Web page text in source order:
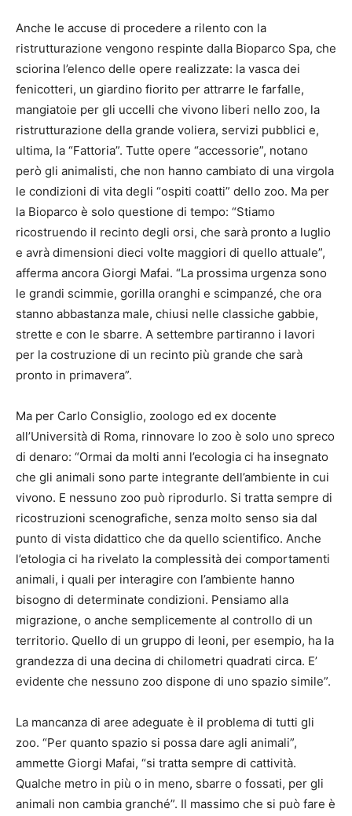
Anche le accuse di procedere a rilento con la
ristrutturazione vengono respinte dalla Bioparco Spa, che
sciorina l’elenco delle opere realizzate: la vasca dei
fenicotteri, un giardino fiorito per attrarre le farfalle,
mangiatoie per gli uccelli che vivono liberi nello zoo, la
ristrutturazione della grande voliera, servizi pubblici e,
ultima, la “Fattoria”. Tutte opere “accessorie”, notano
però gli animalisti, che non hanno cambiato di una virgola
le condizioni di vita degli “ospiti coatti” dello zoo. Ma per
la Bioparco è solo questione di tempo: “Stiamo
ricostruendo il recinto degli orsi, che sarà pronto a luglio
e avrà dimensioni dieci volte maggiori di quello attuale”,
afferma ancora Giorgi Mafai. “La prossima urgenza sono
le grandi scimmie, gorilla oranghi e scimpanzé, che ora
stanno abbastanza male, chiusi nelle classiche gabbie,
strette e con le sbarre. A settembre partiranno i lavori
per la costruzione di un recinto più grande che sarà
pronto in primavera”.
Ma per Carlo Consiglio, zoologo ed ex docente
all’Università di Roma, rinnovare lo zoo è solo uno spreco
di denaro: “Ormai da molti anni l’ecologia ci ha insegnato
che gli animali sono parte integrante dell’ambiente in cui
vivono. E nessuno zoo può riprodurlo. Si tratta sempre di
ricostruzioni scenografiche, senza molto senso sia dal
punto di vista didattico che da quello scientifico. Anche
l’etologia ci ha rivelato la complessità dei comportamenti
animali, i quali per interagire con l’ambiente hanno
bisogno di determinate condizioni. Pensiamo alla
migrazione, o anche semplicemente al controllo di un
territorio. Quello di un gruppo di leoni, per esempio, ha la
grandezza di una decina di chilometri quadrati circa. E’
evidente che nessuno zoo dispone di uno spazio simile”.
La mancanza di aree adeguate è il problema di tutti gli
zoo. “Per quanto spazio si possa dare agli animali”,
ammette Giorgi Mafai, “si tratta sempre di cattività.
Qualche metro in più o in meno, sbarre o fossati, per gli
animali non cambia granché”. Il massimo che si può fare è